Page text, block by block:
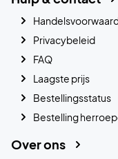
Privacybeleid
FAQ
Laagste prijs
Bestellingsstatus
Bestelling
Over ons